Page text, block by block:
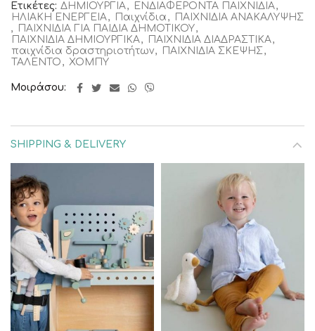
Ετικέτες: ΔΗΜΙΟΥΡΓΙΑ, ΕΝΔΙΑΦΕΡΟΝΤΑ ΠΑΙΧΝΙΔΙΑ,
ΗΛΙΑΚΗ ΕΝΕΡΓΕΙΑ, Παιχνίδια ,
ΠΑΙΧΝΙΔΙΑ ΑΝΑΚΑΛΥΨΗΣ
,
ΠΑΙΧΝΙΔΙΑ ΓΙΑ ΠΑΙΔΙΑ ΔΗΜΟΤΙΚΟΥ,
ΠΑΙΧΝΙΔΙΑ ΔΗΜΙΟΥΡΓΙΚΑ, ΠΑΙΧΝΙΔΙΑ ΔΙΑΔΡΑΣΤΙΚΑ,
παιχνίδια δραστηριοτήτων, ΠΑΙΧΝΙΔΙΑ ΣΚΕΨΗΣ ,
ΤΑΛΕΝΤΟ , ΧΟΜΠΥ
Μοιράσου
SHIPPING & DELIVERY